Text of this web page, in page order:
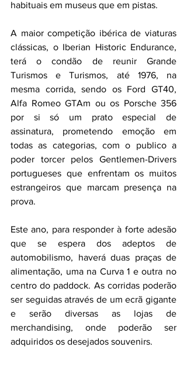
habituais em museus que em pistas.
A maior competição ibérica de viaturas
clássicas, o Iberian Historic Endurance,
terá o condão de reunir Grande
Turismos e Turismos, até 1976, na
mesma corrida, sendo os Ford GT40,
Alfa Romeo GTAm ou os Porsche 356
por si só um prato especial de
assinatura, prometendo emoção em
todas as categorias, com o publico a
poder torcer pelos Gentlemen-Drivers
portugueses que enfrentam os muitos
estrangeiros que marcam presença na
prova.
Este ano, para responder à forte adesão
que se espera dos adeptos de
automobilismo, haverá duas praças de
alimentação, uma na Curva 1 e outra no
centro do paddock. As corridas poderão
ser seguidas através de um ecrã gigante
e serão diversas as lojas de
merchandising, onde poderão ser
adquiridos os desejados souvenirs.